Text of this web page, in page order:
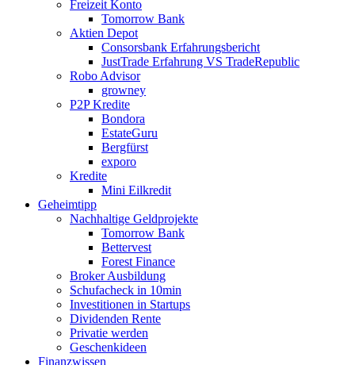
Freizeit Konto
Tomorrow Bank
Aktien Depot
Consorsbank Erfahrungsbericht
JustTrade Erfahrung VS TradeRepublic
Robo Advisor
growney
P2P Kredite
Bondora
EstateGuru
Bergfürst
exporo
Kredite
Mini Eilkredit
Geheimtipp
Nachhaltige Geldprojekte
Tomorrow Bank
Bettervest
Forest Finance
Broker Ausbildung
Schufacheck in 10min
Investitionen in Startups
Dividenden Rente
Privatie werden
Geschenkideen
Finanzwissen